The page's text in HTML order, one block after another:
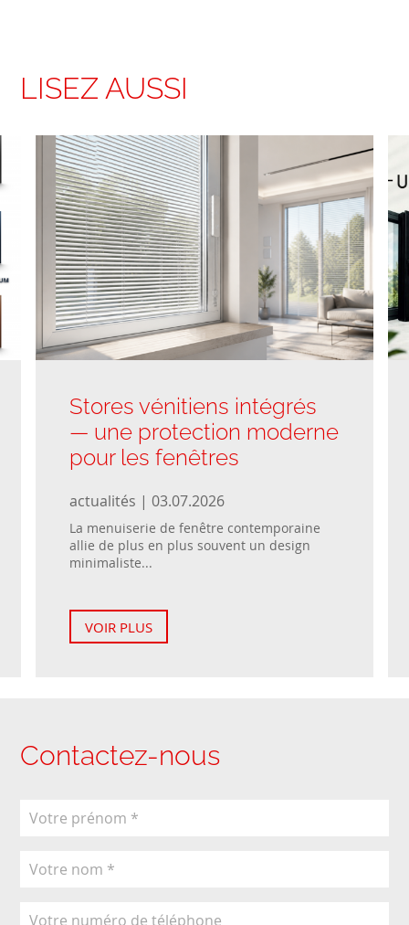
LISEZ AUSSI
Stores vénitiens intégrés
— une protection moderne
pour les fenêtres
actualités | 03.07.2026
La menuiserie de fenêtre contemporaine
allie de plus en plus souvent un design
minimaliste...
VOIR PLUS
Contactez-nous